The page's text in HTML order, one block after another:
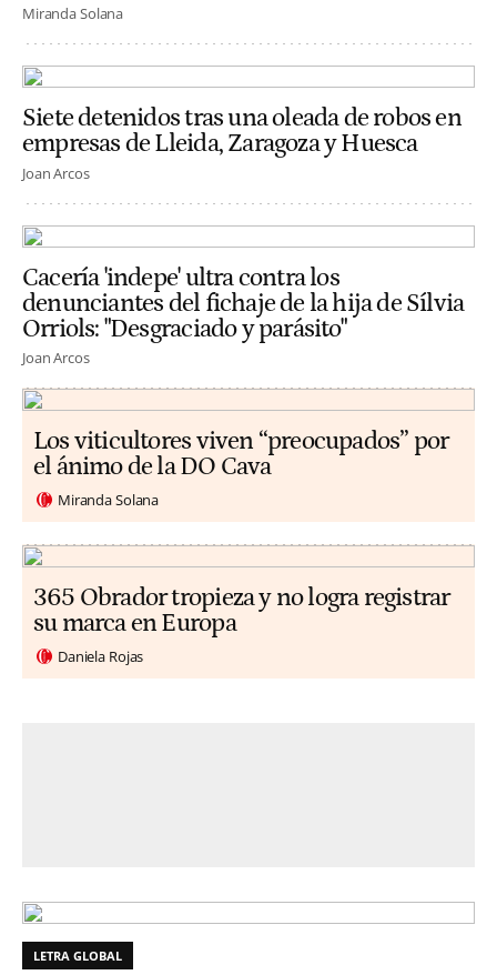
Miranda Solana
Siete detenidos tras una oleada de robos en
empresas de Lleida, Zaragoza y Huesca
Joan Arcos
Cacería 'indepe' ultra contra los
denunciantes del fichaje de la hija de Sílvia
Orriols: "Desgraciado y parásito"
Joan Arcos
Los viticultores viven “preocupados” por
el ánimo de la DO Cava
Miranda Solana
365 Obrador tropieza y no logra registrar
su marca en Europa
Daniela Rojas
LETRA GLOBAL